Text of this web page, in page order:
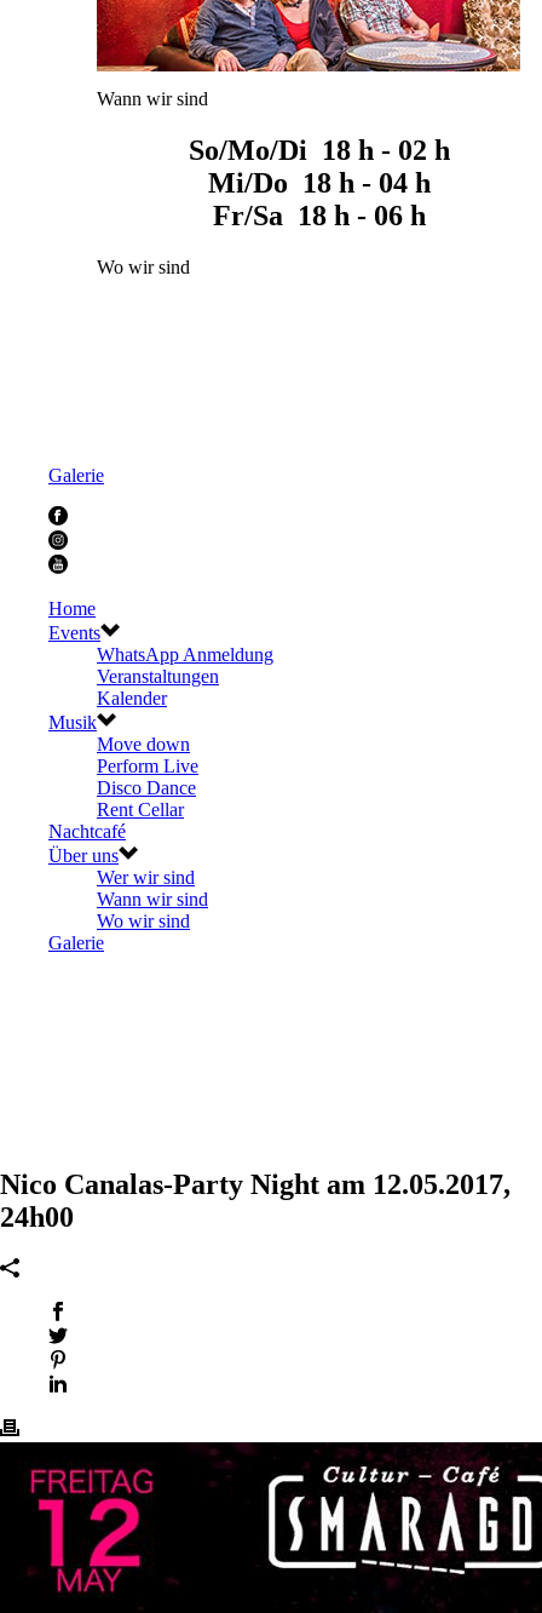
Wann wir sind
So/Mo/Di 18 h - 02 h
Mi/Do 18 h - 04 h
Fr/Sa 18 h - 06 h
Wo wir sind
Galerie
Home
Events
WhatsApp Anmeldung
Veranstaltungen
Kalender
Musik
Move down
Perform Live
Disco Dance
Rent Cellar
Nachtcafé
Über uns
Wer wir sind
Wann wir sind
Wo wir sind
Galerie
Nico Canalas-Party Night am 12.05.2017,
24h00